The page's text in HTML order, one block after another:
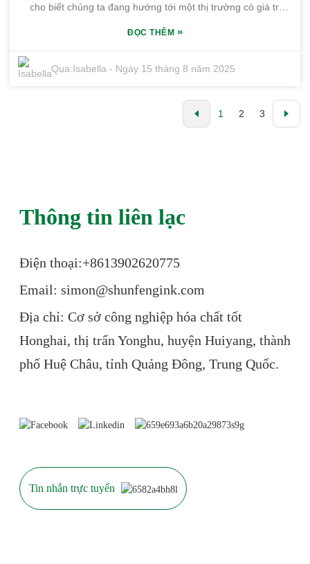
cho biết chúng ta đang hướng tới một thị trường có giá trị
nắm bắt được sự khác biệt giữa các loại mực là quan trọng
chúng tôi tự hào nổi bật trong bối cảnh cạnh tranh này. Cơ
sở của chúng tôi, tọa lạc tại Khu công nghiệp hóa chất tinh
gian sản xuất và dễ dàng tiếp cận các tuyến đường vận
chuyển. Chúng tôi tập trung vào việc sản xuất Mực in Offset
ĐỌC THÊM »
Qua:Isabella - Ngày 15 tháng 8 năm 2025
1 2 3
Thông tin liên lạc
Điện thoại:+8613902620775
Email: simon@shunfengink.com
Địa chỉ: Cơ sở công nghiệp hóa chất tốt
Honghai, thị trấn Yonghu, huyện Huiyang, thành
phố Huệ Châu, tỉnh Quảng Đông, Trung Quốc.
Tin nhắn trực tuyến